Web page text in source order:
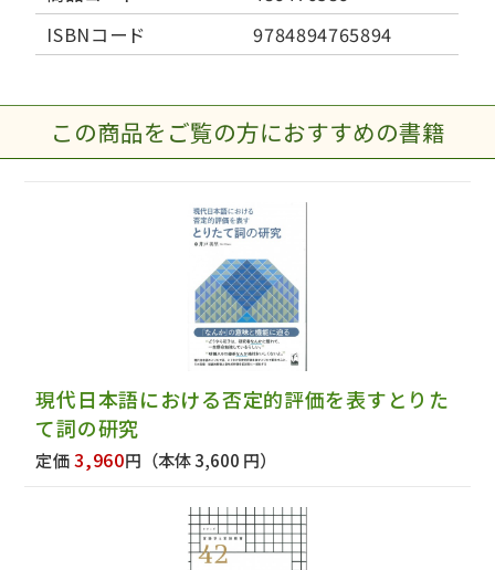
ISBNコード
9784894765894
この商品をご覧の方におすすめの書籍
現代日本語における否定的評価を表すとりた
て詞の研究
定価3,960円 （本体 3,600 円）